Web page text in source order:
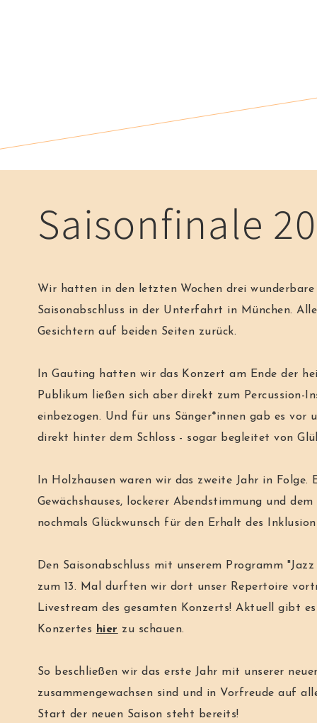
Saisonfinale
Wir hatten in den letzten Wochen drei
Saisonabschluss in der Unterfahrt in München.
Gesichtern auf beiden Seiten zurück.
In Gauting hatten wir das Konzert am Ende der
Publikum ließen sich aber direkt zum Percussion-
einbezogen. Und für uns Sänger*innen gab es
direkt hinter dem Schloss - sogar begleitet von
In Holzhausen waren wir das zweite Jahr in
Gewächshauses, lockerer Abendstimmung und
nochmals Glückwunsch für den Erhalt des
Den Saisonabschluss mit unserem Programm
zum 13. Mal durften wir dort unser Repertoire
Livestream des gesamten Konzerts! Aktuell gibt
Konzertes
hier zu schauen.
So beschließen wir das erste Jahr mit unserer
zusammengewachsen sind und in Vorfreude auf
Start der neuen Saison steht bereits!